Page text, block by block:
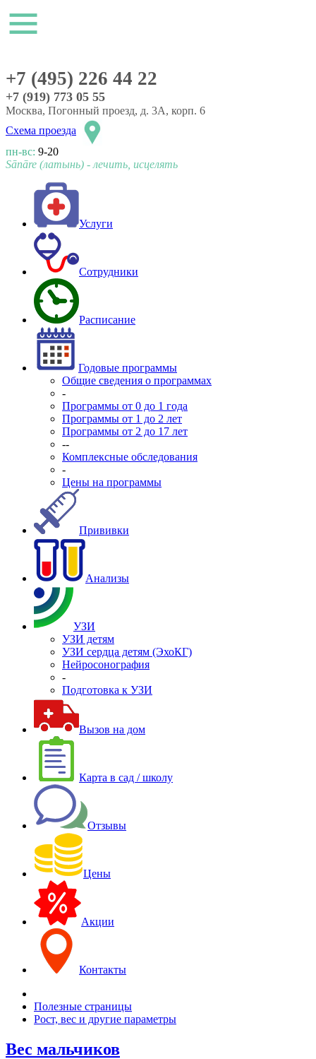
+7 (495) 226 44 22
+7 (919) 773 05 55
Москва, Погонный проезд, д. 3А, корп. 6
Схема проезда
пн-вс: 9-20
Sānāre (латынь) - лечить, исцелять
Услуги
Сотрудники
Расписание
Годовые программы
Общие сведения о программах
-
Программы от 0 до 1 года
Программы от 1 до 2 лет
Программы от 2 до 17 лет
--
Комплексные обследования
-
Цены на программы
Прививки
Анализы
УЗИ
УЗИ детям
УЗИ сердца детям (ЭхоКГ)
Нейросонография
-
Подготовка к УЗИ
Вызов на дом
Карта в сад / школу
Отзывы
Цены
Акции
Контакты
Полезные страницы
Рост, вес и другие параметры
Вес мальчиков